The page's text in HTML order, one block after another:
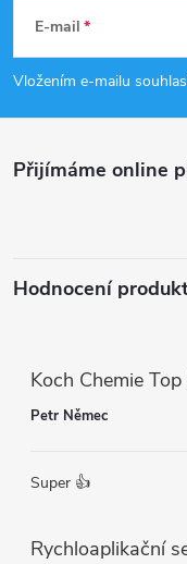
p
E-mail
Vložením e-mailu
Přijímáme online
Hodnocení
Petr Němec
Super 👍